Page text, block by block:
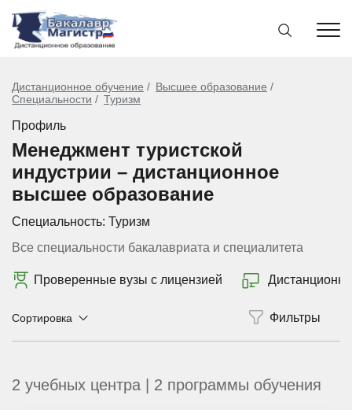
Дистанционное обучение
Высшее образование
Специальности
Туризм
Профиль
Менеджмент туристской
индустрии – дистанционное
высшее образование
Специальность: Туризм
Все специальности бакалавриата и специалитета
Проверенные вузы с лицензией Дистанционно
Сортировка
2 учебных центра | 2 программы обучения